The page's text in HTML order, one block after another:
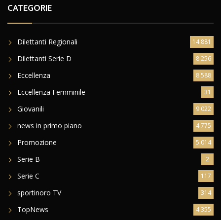
CATEGORIE
Dilettanti Regionali 14.881
Dilettanti Serie D 8.256
Eccellenza 8.588
Eccellenza Femminile 31
Giovanili 9.022
news in primo piano 4.775
Promozione 5.014
Serie B 2
Serie C 117
sportinoro TV 314
TopNews 4.355